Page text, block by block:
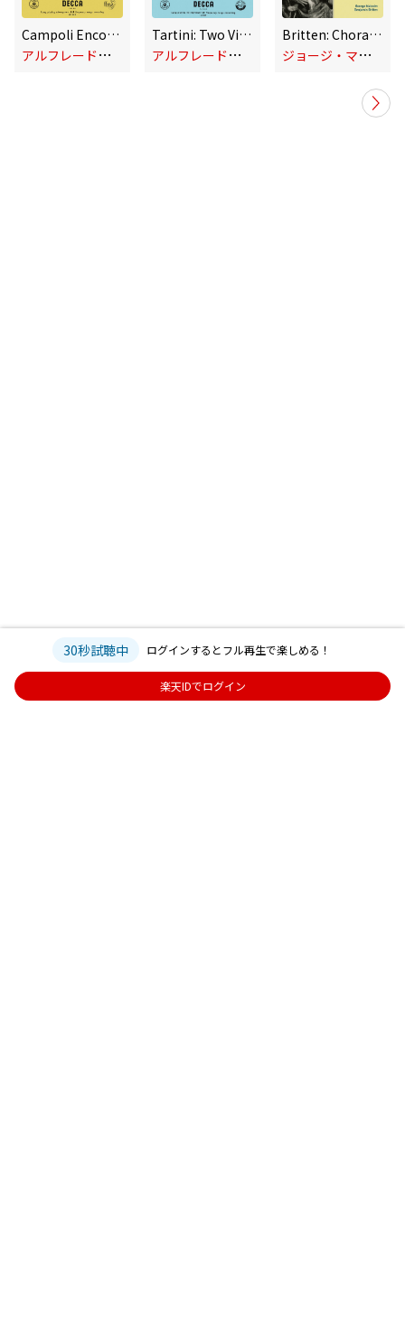
Campoli Encores (Remastered 2024)
ア
ルフレード・カンポリ
Tartini: Two Violin Sonatas; Bruch: Violin Concerto No.1 (Remastered 2024)
ア
ルフレード・カンポリ
Britten: Choral Works
ジ
ョージ・マルコム
30秒試聴中 ログインするとフル再生で楽しめる！
楽天IDでログイン